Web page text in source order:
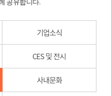
기업소식
CES 및 전시
사내문화